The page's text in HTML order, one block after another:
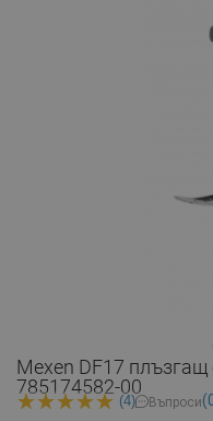
Mexen DF17
785174582-00
(4) Въпроси